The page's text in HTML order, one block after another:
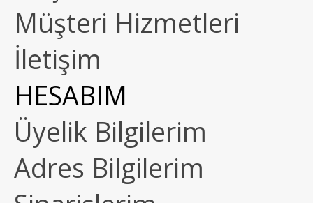
Müşteri Hizmetleri
İletişim
HESABIM
Üyelik Bilgilerim
Adres Bilgilerim